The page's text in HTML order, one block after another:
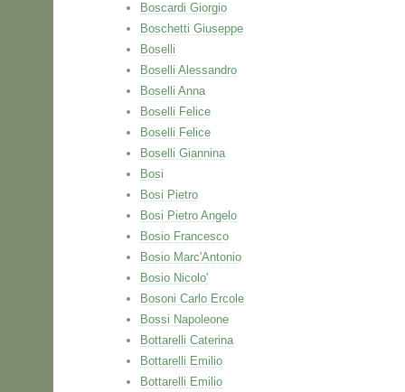
Boscardi Giorgio
Boschetti Giuseppe
Boselli
Boselli Alessandro
Boselli Anna
Boselli Felice
Boselli Felice
Boselli Giannina
Bosi
Bosi Pietro
Bosi Pietro Angelo
Bosio Francesco
Bosio Marc'Antonio
Bosio Nicolo'
Bosoni Carlo Ercole
Bossi Napoleone
Bottarelli Caterina
Bottarelli Emilio
Bottarelli Emilio